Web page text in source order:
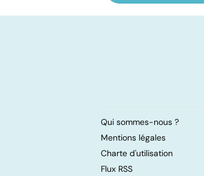
anxiété
Qui sommes-nous ?
Mentions légales
Charte d'utilisation
Flux RSS